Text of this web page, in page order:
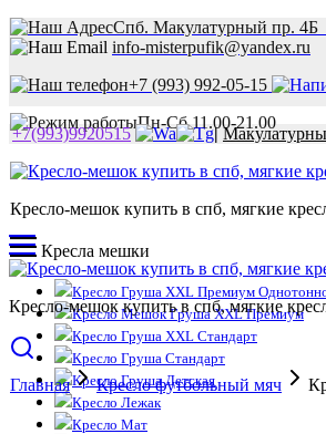
Спб. Макулатурный пр. 4Б
info-misterpufik@yandex.ru
+7 (993) 992-05-15
Пн-Сб 11.00-
+7(993)9920515 |
Кресло-мешок купить в спб, мягкие
Кресла мешки
Кресло Груша XXL Премиум
Кресло Мешок Груша XXL Премиум
Кресло Груша XXL Стандарт
Кресло Груша Стандарт
Кресло Груша Детская
Кресло Лежак
Кресло Мат
Кресло-мешок купить в спб, мягкие
Главная Кресло футбольный мяч